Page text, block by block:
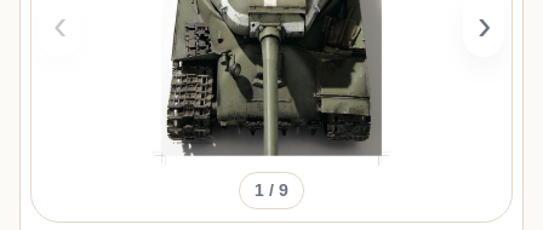
‹ ›
1 / 9